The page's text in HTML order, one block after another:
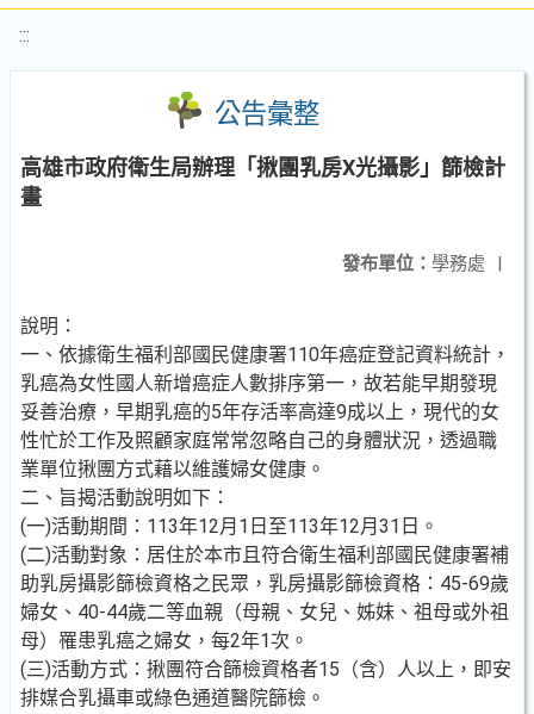
:::
公告彙整
高雄市政府衛生局辦理「揪團乳房X光攝影」篩檢計
畫
發布單位： 學務處 |
說明：
一、依據衛生福利部國民健康署110年癌症登記資料統計，
乳癌為女性國人新增癌症人數排序第一，故若能早期發現
妥善治療，早期乳癌的5年存活率高達9成以上，現代的女
性忙於工作及照顧家庭常常忽略自己的身體狀況，透過職
業單位揪團方式藉以維護婦女健康。
二、旨揭活動說明如下：
(一)活動期間：113年12月1日至113年12月31日。
(二)活動對象：居住於本市且符合衛生福利部國民健康署補
助乳房攝影篩檢資格之民眾，乳房攝影篩檢資格：45-69歲
婦女、40-44歲二等血親（母親、女兒、姊妹、祖母或外祖
母）罹患乳癌之婦女，每2年1次。
(三)活動方式：揪團符合篩檢資格者15（含）人以上，即安
排媒合乳攝車或綠色通道醫院篩檢。